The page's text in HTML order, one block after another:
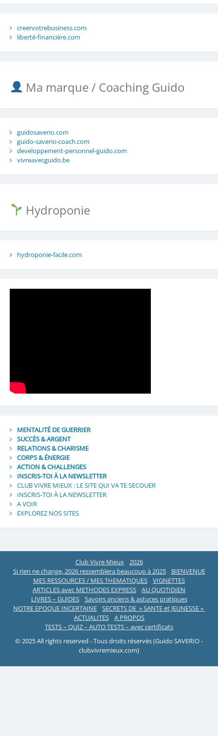
creervotrebusiness.com
liberté-financière.com
Ma marque / Coaching Guido
guidosaverio.com
guido-saverio-coach.com
developpement-personnel-guido.com
vivreavecguido.be
Hydroponie
hydroponie-facile.com
MENTALITÉ DE GUERRIER
SUCCÈS & ARGENT
RELATIONS & CHARISME
CORPS & ÉNERGIE
ACTION & CHALLENGES
INSCRIS-TOI À LA NEWSLETTER
CLUB VIVRE MIEUX : LE SITE QUI VA TE SECOUER
INSCRIS-TOI À LA NEWSLETTER
A VOIR
EXPLOREZ NOS SITES
Club Vivre Mieux
2026
Si rien ne change, 2026 ressemblera beaucoup à 2025
BIENVENUE
MES RESSOURCES / MES THEMATIQUES
VIGNETTES
ARTICLES avec METHODES EXPRESS
AU QUOTIDIEN
LIVRES – GUIDES
Savoirs anciens & astuces pratiques
NOTRE EPOQUE INCERTAINE
SECRETS DE » SANTE et JEUNESSE «
ACTUALITES
A PROPOS
TESTS – QUIZ – AUTO TESTS – avec certificats
© 2025 All rights reserved - Tous droits réservés (Guido SAVERIO -
clubvivremieux.com)